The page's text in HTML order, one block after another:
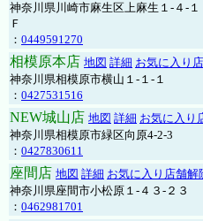
神奈川県川崎市麻生区上麻生１-４-
Ｆ
： 0449591270
相模原本店 地図 詳細 お気に入り
神奈川県相模原市横山１-１-１
： 0427531516
NEW城山店 地図 詳細 お気に入り
神奈川県相模原市緑区向原4-2-3
： 0427830611
座間店 地図 詳細 お気に入り店舗解
神奈川県座間市小松原１-４３-２３
： 0462981701